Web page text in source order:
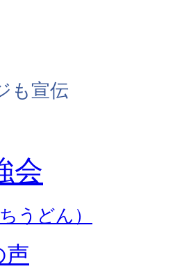
も宣伝
会
うどん）
声